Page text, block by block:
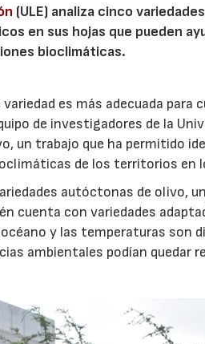
(ULE) analiza cinco
en sus hojas que pueden
bioclimáticas.
variedad es más adecuada
de investigadores de la
un trabajo que ha permitido
de los territorios en
autóctonas de olivo,
cuenta con variedades
y las temperaturas son
ambientales podían quedar